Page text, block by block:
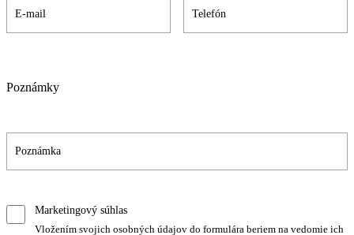
Poznámky
Marketingový súhlas
Vložením svojich osobných údajov do formulára beriem na vedomie ich